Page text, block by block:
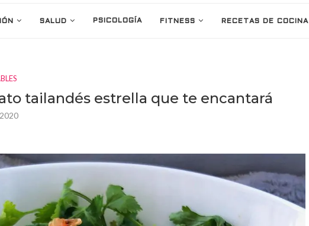
SALUD PSICOLOGÍA FITNESS RECETAS DE COCINA
tailandés estrella que te encantará